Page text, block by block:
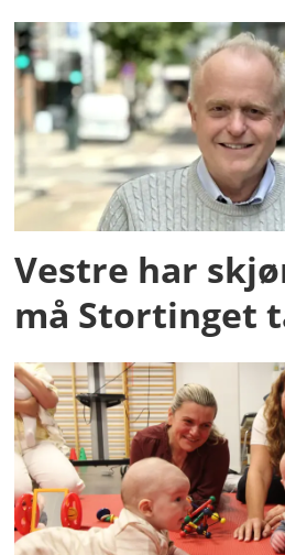
Vestre har
må Stortinget